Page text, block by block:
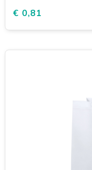
€ 0,81